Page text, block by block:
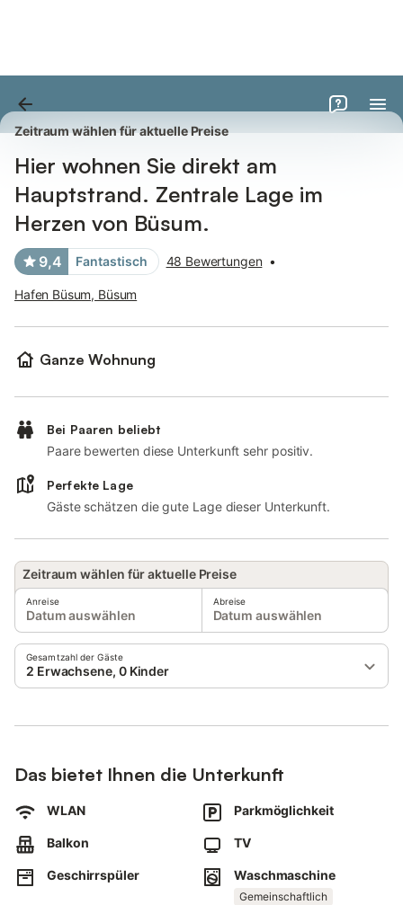
Zeitraum wählen für aktuelle Preise
Hier wohnen Sie direkt am
Hauptstrand. Zentrale Lage im
Herzen von Büsum.
9,4 Fantastisch 48 Bewertungen •
Hafen Büsum, Büsum
Ganze Wohnung
Bei Paaren beliebt
Paare bewerten diese Unterkunft sehr positiv.
Perfekte Lage
Gäste schätzen die gute Lage dieser Unterkunft.
Zeitraum wählen für aktuelle Preise
Anreise
Datum auswählen
Abreise
Datum auswählen
Gesamtzahl der Gäste
2 Erwachsene, 0 Kinder
Das bietet Ihnen die Unterkunft
WLAN Parkmöglichkeit
Balkon TV
Geschirrspüler Waschmaschine
Gemeinschaftlich